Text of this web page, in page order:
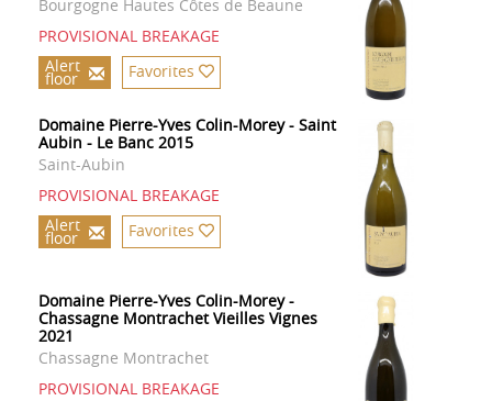
Bourgogne Hautes Côtes de Beaune
PROVISIONAL BREAKAGE
Alert
floor Favorites
Domaine Pierre-Yves Colin-Morey - Saint
Aubin - Le Banc 2015
Saint-Aubin
PROVISIONAL BREAKAGE
Alert
floor Favorites
Domaine Pierre-Yves Colin-Morey -
Chassagne Montrachet Vieilles Vignes
2021
Chassagne Montrachet
PROVISIONAL BREAKAGE